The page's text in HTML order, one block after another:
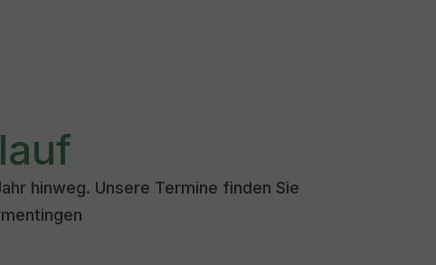
hinweg. Unsere Termine finden Sie